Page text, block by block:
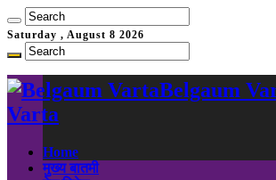
Saturday , August 8 2026
Belgaum
Varta
Home
मुख्य बातमी